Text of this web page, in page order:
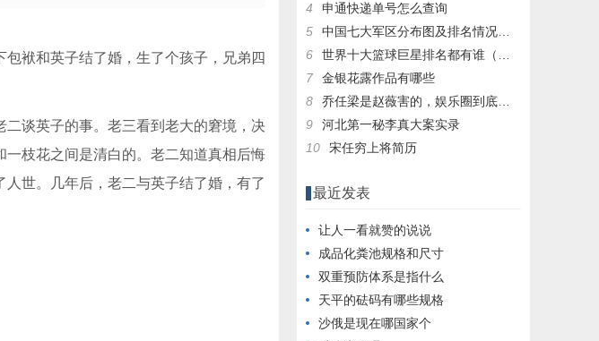
袱和英子结了婚，生了个孩子，兄弟四
谈英子的事。老三看到老大的窘境，决
枝花之间是清白的。老二知道真相后悔
世。几年后，老二与英子结了婚，有了
4
申通快递单号怎么查询
5
中国七大军区分布图及排名情况详细解读！
6
世界十大篮球巨星排名都有谁（篮球排行榜前十名）
7
金银花露作品有哪些
8
乔任梁是赵薇害的，娱乐圈到底有多乱，昔日往事一件一件都被扒出，你是怎么
9
河北第一秘李真大案实录
10
宋任穷上将简历
最近发表
让人一看就赞的说说
成品化粪池规格和尺寸
双重预防体系是指什么
天平的砝码有哪些规格
沙俄是现在哪国家个